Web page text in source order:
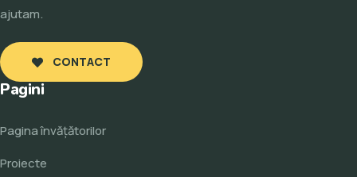
ajutam.
CONTACT
Pagini
Pagina învăţătorilor
Proiecte